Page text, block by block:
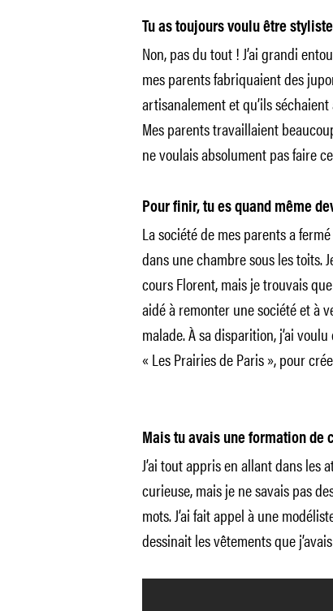
Tu as toujours voulu être
Non, pas du tout ! J’ai grandi
mes parents fabriquaient des
artisanalement et qu’ils
Mes parents travaillaient
ne voulais absolument pas faire
Pour finir, tu es quand même
La société de mes parents a
dans une chambre sous les toits.
cours Florent, mais je trouvais
aidé à remonter une société et à
malade. À sa disparition, j’ai
« Les Prairies de Paris », pour
Mais tu avais une formation de
J’ai tout appris en allant dans les
curieuse, mais je ne savais pas
mots. J’ai fait appel à une
dessinait les vêtements que